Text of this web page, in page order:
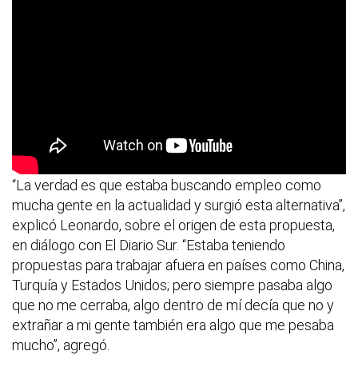
“La verdad es que estaba buscando empleo como
mucha gente en la actualidad y surgió esta alternativa”,
explicó Leonardo, sobre el origen de esta propuesta,
en diálogo con El Diario Sur. “Estaba teniendo
propuestas para trabajar afuera en países como China,
Turquía y Estados Unidos; pero siempre pasaba algo
que no me cerraba, algo dentro de mí decía que no y
extrañar a mi gente también era algo que me pesaba
mucho”, agregó.